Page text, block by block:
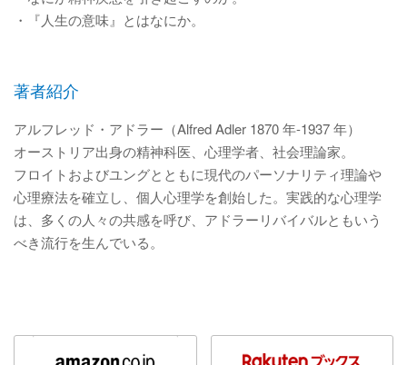
・『人生の意味』とはなにか。
著者紹介
アルフレッド・アドラー（Alfred Adler 1870 年-1937 年）
オーストリア出身の精神科医、心理学者、社会理論家。
フロイトおよびユングとともに現代のパーソナリティ理論や
心理療法を確立し、個人心理学を創始した。実践的な心理学
は、多くの人々の共感を呼び、アドラーリバイバルともいう
べき流行を生んでいる。